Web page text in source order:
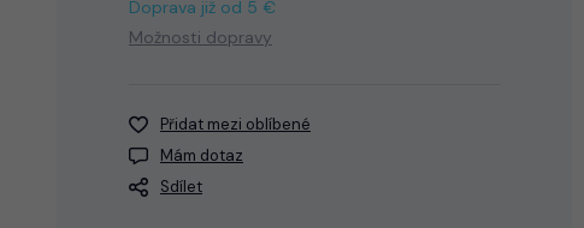
Doprava již od 5 €
Možnosti dopravy
Přidat mezi oblíbené
Mám dotaz
Sdílet